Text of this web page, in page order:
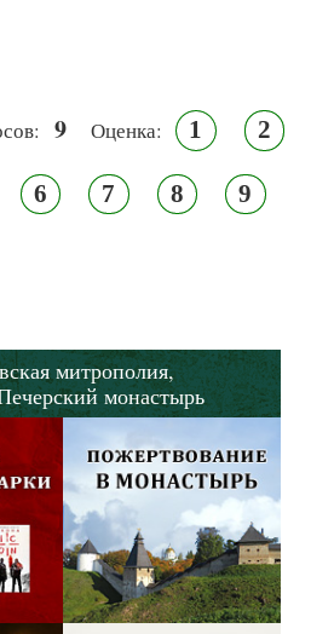
9 Оценка: 1 2
6 7 8 9
митрополия,
монастырь